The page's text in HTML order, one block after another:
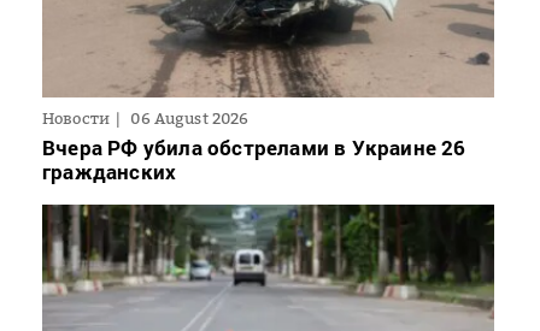
Новости 06 August 2026
Вчера РФ убила обстрелами в Украине 26
гражданских